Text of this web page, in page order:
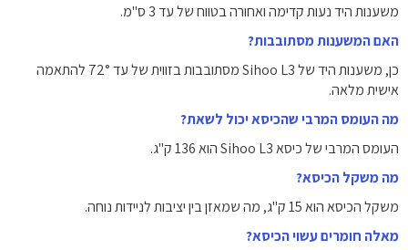
משענות היד נעות קדימה ואחורה בטווח של עד 3 ס"מ.
האם המשענות מסתובבות?
כן, משענות היד של Sihoo L3 מסתובבות בזווית של עד 72° להתאמה
אישית מלאה.
מה העומס המרבי שהכיסא יכול לשאת?
העומס המרבי של כיסא Sihoo L3 הוא 136 ק"ג.
מה משקל הכיסא?
משקל הכיסא הוא 15 ק"ג, מה שמאזן בין יציבות לניידות נוחה.
מאלה חומרים עשוי הכיסא?